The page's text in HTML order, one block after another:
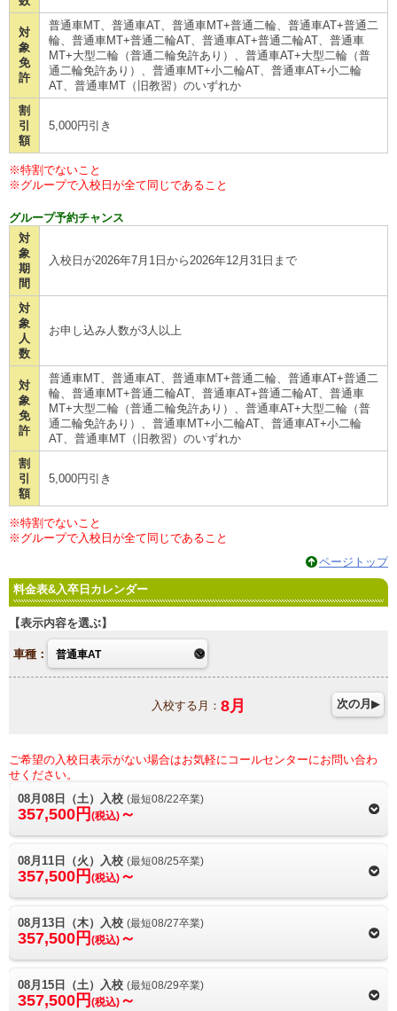
対
象
免
許
普通車MT、普通車AT、普通車MT+普通二輪、普通車AT+普通二
輪、普通車MT+普通二輪AT、普通車AT+普通二輪AT、普通車
MT+大型二輪（普通二輪免許あり）、普通車AT+大型二輪（普
通二輪免許あり）、普通車MT+小二輪AT、普通車AT+小二輪
AT、普通車MT（旧教習）のいずれか
割
引
額
5,000円引き
※特割でないこと
※グループで入校日が全て同じであること
グループ予約チャンス
対
象
期
間
入校日が2026年7月1日から2026年12月31日まで
対
象
人
数
お申し込み人数が3人以上
対
象
免
許
普通車MT、普通車AT、普通車MT+普通二輪、普通車AT+普通二
輪、普通車MT+普通二輪AT、普通車AT+普通二輪AT、普通車
MT+大型二輪（普通二輪免許あり）、普通車AT+大型二輪（普
通二輪免許あり）、普通車MT+小二輪AT、普通車AT+小二輪
AT、普通車MT（旧教習）のいずれか
割
引
額
5,000円引き
※特割でないこと
※グループで入校日が全て同じであること
ページトップ
料金表&入卒日カレンダー
表示内容を選ぶ
車種：
入校する月： 8月 次の月
ご希望の入校日表示がない場合はお気軽にコールセンターにお問い合わ
せください。
08月08日（土）入校 (最短08/22卒業)
357,500円 (税込) ～
08月11日（火）入校 (最短08/25卒業)
357,500円 (税込) ～
08月13日（木）入校 (最短08/27卒業)
357,500円 (税込) ～
08月15日（土）入校 (最短08/29卒業)
357,500円 (税込) ～